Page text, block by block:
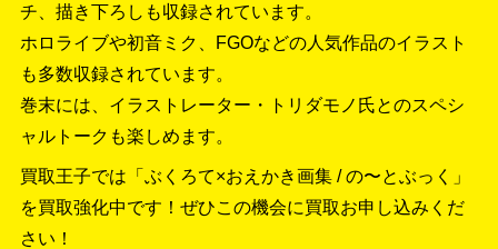
チ、描き下ろしも収録されています。
ホロライブや初音ミク、FGOなどの人気作品のイラスト
も多数収録されています。
巻末には、イラストレーター・トリダモノ氏とのスペシ
ャルトークも楽しめます。
買取王子では「ぶくろて×おえかき画集 / の〜とぶっく」
を買取強化中です！ ぜひこの機会に買取お申し込みくだ
さい！